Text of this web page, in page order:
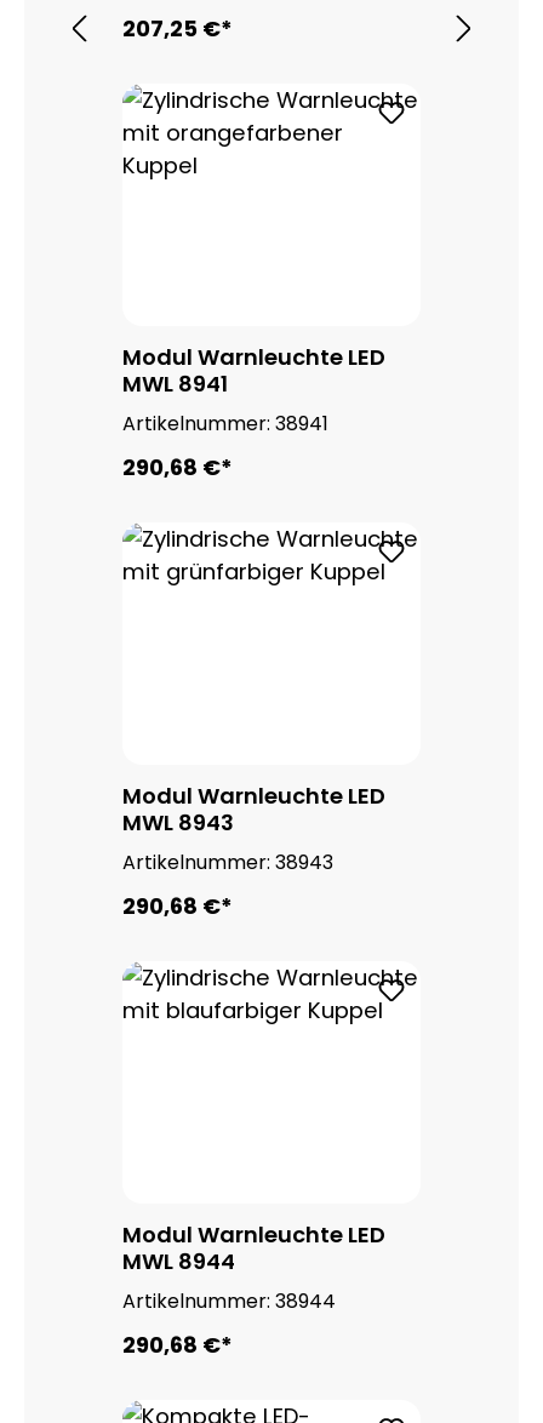
207,25 €*
Modul Warnleuchte LED
MWL 8941
Artikelnummer: 38941
290,68 €*
Modul Warnleuchte LED
MWL 8943
Artikelnummer: 38943
290,68 €*
Modul Warnleuchte LED
MWL 8944
Artikelnummer: 38944
290,68 €*